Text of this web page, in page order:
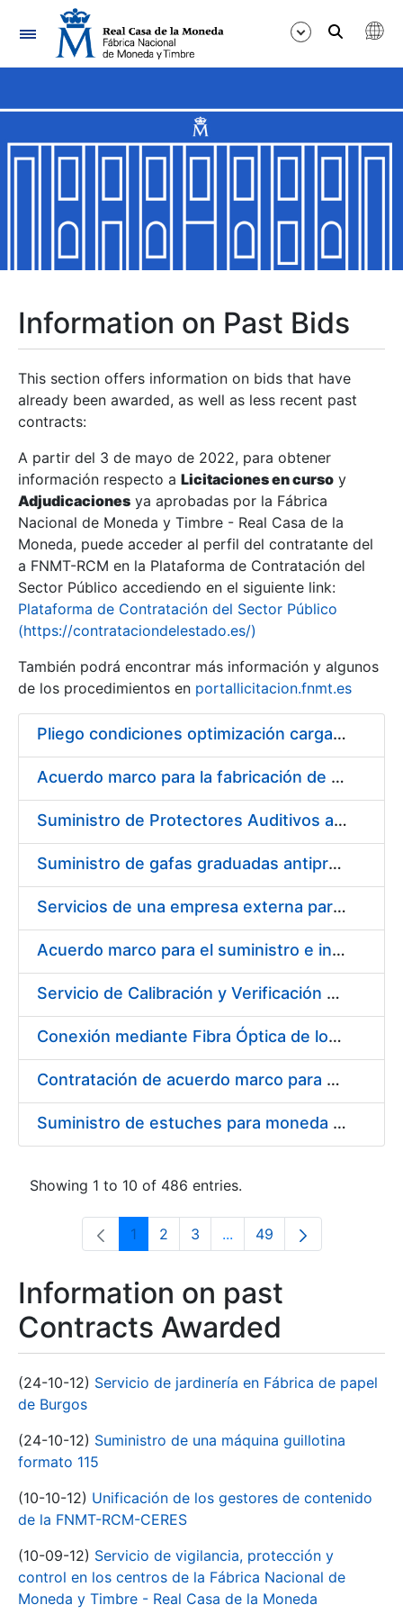
Navigation
Show/Hide
Show/Hide
Show/Hide
Show/Hide
Show/Hide
Show/Hide
Information on Past Bids
This section offers information on bids that have
already been awarded, as well as less recent past
contracts:
A partir del 3 de mayo de 2022, para obtener
información respecto a Licitaciones en curso y
Adjudicaciones ya aprobadas por la Fábrica
Nacional de Moneda y Timbre - Real Casa de la
Moneda, puede acceder al perfil del contratante del
a FNMT-RCM en la Plataforma de Contratación del
Sector Público accediendo en el siguiente link:
Plataforma de Contratación del Sector Público
(https://contrataciondelestado.es/)
También podrá encontrar más información y algunos
de los procedimientos en portallicitacion.fnmt.es
Pliego condiciones optimización cargas compras firmado
Acuerdo marco para la fabricación de piezas
Suministro de Protectores Auditivos a medida para las personas trabajadoras de los Centros de Trabajo de Madrid y Burgos
Suministro de gafas graduadas antiproyecciones para los trabajadores de la FNMT-RCM en los centros de trabajo de Madrid y Burgos
Servicios de una empresa externa para el asesoramiento y resolución de los recursos de alzada que se presentan relacionados con procesos de selección para la FNMT-RCM
Acuerdo marco para el suministro e instalación de persianas, estores y otros complementos
Servicio de Calibración y Verificación Externa de los Equipos de Medición del Servicio de Prevención de la FNMT-RCM
Conexión mediante Fibra Óptica de los Centros de Proceso de Datos (CPDs) de las sedes de la FNMT-RCM de Burgos y Madrid
Contratación de acuerdo marco para el Suministro de Material de Electricidad para la Fábrica Nacional de Moneda y Timbre-Real Casa de la Moneda en su centro de trabajo de Burgos
Suministro de estuches para moneda de 30 €
Showing 1 to 10 of 486 entries.
Page
1 Page
2 Page
3 ...Intermediate Pages Use
Page
49
Information on past
Contracts Awarded
(24-10-12) Servicio de jardinería en Fábrica de papel
de Burgos
(24-10-12) Suministro de una máquina guillotina
formato 115
(10-10-12) Unificación de los gestores de contenido
de la FNMT-RCM-CERES
(10-09-12) Servicio de vigilancia, protección y
control en los centros de la Fábrica Nacional de
Moneda y Timbre - Real Casa de la Moneda